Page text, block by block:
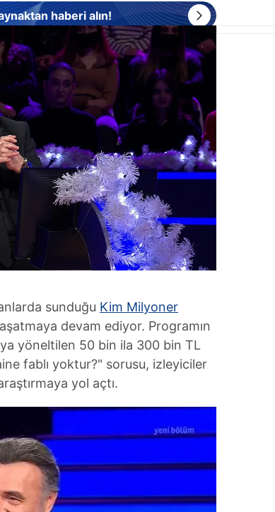
haberi alın!
sunduğu Kim Milyoner
devam ediyor. Programın
yöneltilen 50 bin ila 300 bin TL
fablı yoktur?" sorusu, izleyiciler
yol açtı.